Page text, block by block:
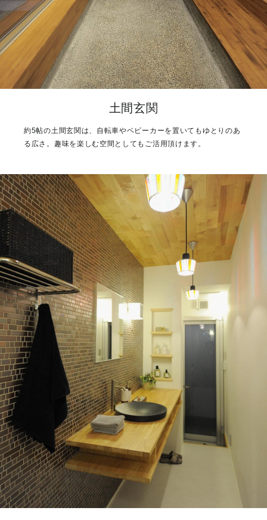
土間玄関
約5帖の土間玄関は、自転車やベビーカーを置いてもゆとりのあ
る広さ。趣味を楽しむ空間としてもご活用頂けます。